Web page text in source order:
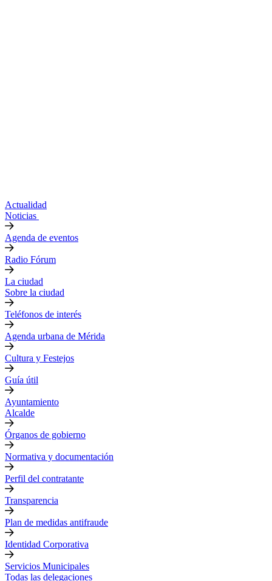
Actualidad
Noticias
Agenda de eventos
Radio Fórum
La ciudad
Sobre la ciudad
Teléfonos de interés
Agenda urbana de Mérida
Cultura y Festejos
Guía útil
Ayuntamiento
Alcalde
Órganos de gobierno
Normativa y documentación
Perfil del contratante
Transparencia
Plan de medidas antifraude
Identidad Corporativa
Servicios Municipales
Todas las delegaciones